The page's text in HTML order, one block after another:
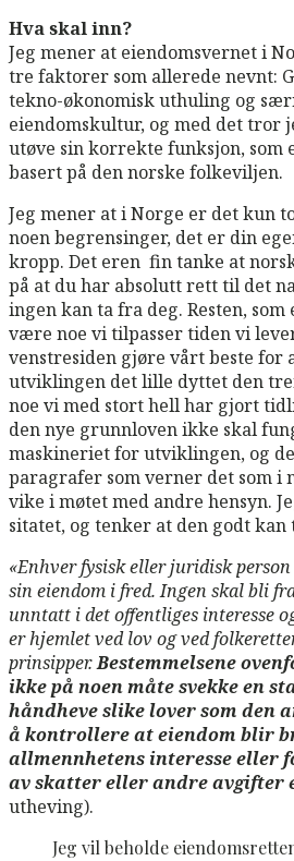
Hva skal inn?
Jeg mener at eiendomsvernet i
tre faktorer som allerede nevnt:
tekno-økonomisk uthuling og
eiendomskultur, og med det tror
utøve sin korrekte funksjon, som
basert på den norske folkeviljen.
Jeg mener at i Norge er det kun
noen begrensinger, det er din
kropp. Det eren fin tanke at
på at du har absolutt rett til det
ingen kan ta fra deg. Resten,
være noe vi tilpasser tiden vi
venstresiden gjøre vårt beste for
utviklingen det lille dyttet den
noe vi med stort hell har gjort
den nye grunnloven ikke skal
maskineriet for utviklingen, og
paragrafer som verner det som i
vike i møtet med andre hensyn.
sitatet, og tenker at den godt
«Enhver fysisk eller juridisk
sin eiendom i fred. Ingen skal bli
unntatt i det offentliges interesse
er hjemlet ved lov og ved
prinsipper.Bestemmelsene
ikke på noen måte svekke en
håndheve slike lover som den
å kontrollere at eiendom blir
allmennhetens interesse eller
av skatter eller andre avgifter
utheving).
Jeg vil beholde